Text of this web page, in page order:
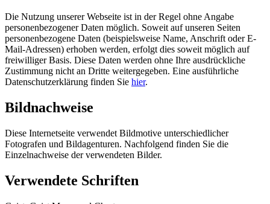
Die Nutzung unserer Webseite ist in der Regel ohne Angabe
personenbezogener Daten möglich. Soweit auf unseren Seiten
personenbezogene Daten (beispielsweise Name, Anschrift oder E-
Mail-Adressen) erhoben werden, erfolgt dies soweit möglich auf
freiwilliger Basis. Diese Daten werden ohne Ihre ausdrückliche
Zustimmung nicht an Dritte weitergegeben. Eine ausführliche
Datenschutzerklärung finden Sie hier.
Bildnachweise
Diese Internetseite verwendet Bildmotive unterschiedlicher
Fotografen und Bildagenturen. Nachfolgend finden Sie die
Einzelnachweise der verwendeten Bilder.
Verwendete Schriften